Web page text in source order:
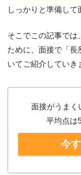
しっかりと準備して
そこでこの記事では
ために、面接で「長
いてご紹介していき
面接がうまく
平均点は
今